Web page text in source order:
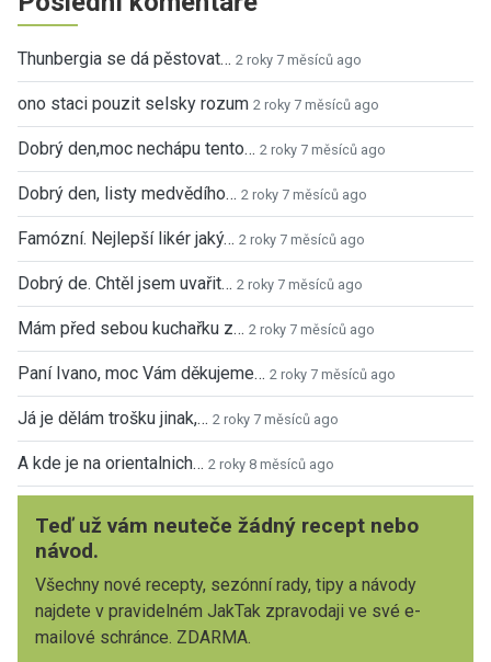
Thunbergia se dá pěstovat… 2 roky 7 měsíců ago
ono staci pouzit selsky rozum 2 roky 7 měsíců ago
Dobrý den,moc nechápu tento… 2 roky 7 měsíců ago
Dobrý den, listy medvědího… 2 roky 7 měsíců ago
Famózní. Nejlepší likér jaký… 2 roky 7 měsíců ago
Dobrý de. Chtěl jsem uvařit… 2 roky 7 měsíců ago
Mám před sebou kuchařku z… 2 roky 7 měsíců ago
Paní Ivano, moc Vám děkujeme… 2 roky 7 měsíců ago
Já je dělám trošku jinak,… 2 roky 7 měsíců ago
A kde je na orientalnich… 2 roky 8 měsíců ago
Teď už vám neuteče žádný recept nebo
návod.
Všechny nové recepty, sezónní rady, tipy a návody
najdete v pravidelném JakTak zpravodaji ve své e-
mailové schránce. ZDARMA.